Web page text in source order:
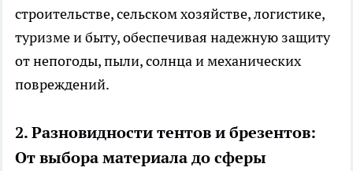
строительстве, сельском хозяйстве, логистике,
туризме и быту, обеспечивая надежную защиту
от непогоды, пыли, солнца и механических
повреждений.
2. Разновидности тентов и брезентов:
От выбора материала до сферы